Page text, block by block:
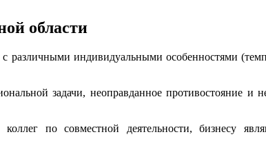
области
различными индивидуальными особенностями
задачи, неоправданное противостояние и
по совместной деятельности, бизнесу